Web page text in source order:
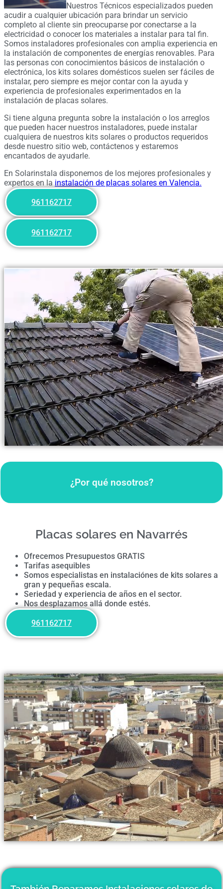
Nuestros Técnicos especializados pueden
acudir a cualquier ubicación para brindar un servicio
completo al cliente sin preocuparse por conectarse a la
electricidad o conocer los materiales a instalar para tal fin.
Somos instaladores profesionales con amplia experiencia en
la instalación de componentes de energías renovables. Para
las personas con conocimientos básicos de instalación o
electrónica, los kits solares domésticos suelen ser fáciles de
instalar, pero siempre es mejor contar con la ayuda y
experiencia de profesionales experimentados en la
instalación de placas solares.
Si tiene alguna pregunta sobre la instalación o los arreglos
que pueden hacer nuestros instaladores, puede instalar
cualquiera de nuestros kits solares o productos requeridos
desde nuestro sitio web, contáctenos y estaremos
encantados de ayudarle.
En Solarinstala disponemos de los mejores profesionales y
expertos en la instalación de placas solares en Valencia.
961162717
961162717
¿Por qué nosotros?
Placas solares en Navarrés
Ofrecemos Presupuestos GRATIS
Tarifas asequibles
Somos especialistas en instalaciónes de kits solares a
gran y pequeñas escala.
Seriedad y experiencia de años en el sector.
Nos desplazamos allá donde estés.
961162717